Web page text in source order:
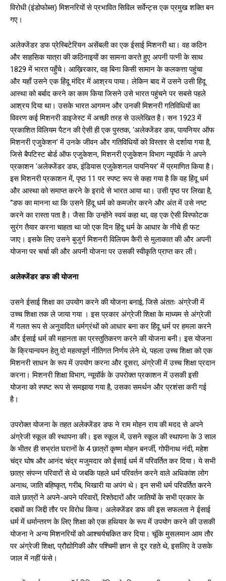
विरोधी (इंडोफोब्स) मिशनरियों से प्रभावित सिविल सर्वेन्ट्स एक प्रमुख शक्ति बन
गए।
अलेक्जेंडर डफ प्रेस्बिटेरियन असेंबली का एक ईसाई मिशनरी था। वह कठिन
और साहसिक यात्रा की कठिनाइयों का सामना करते हुए अपनी पत्नी के साथ
1829 में भारत पहुँचे। आख़िरकार, वह बिना किसी सामान के कलकत्ता पहुंचा
और यहाँ उसने एक हिंदू मंदिर में आश्रय पाया। लेकिन बाद में उसने उसी हिंदू
आस्था को बर्बाद करने का काम किया जिसने उसे भारत पहुंचने पर सबसे पहले
आश्रय दिया था। उसके भारत आगमन और उनकी मिशनरी गतिविधियों का
विवरण कई मिशनरी डाइजेस्ट में अच्छी तरह से उल्लेखित है। सन 1923 में
प्रकाशित विलियम पैटन की ऐसी ही एक पुस्तक, ‘अलेक्जेंडर डफ, पायनियर ऑफ
मिशनरी एजुकेशन’ में उनके जीवन और गतिविधियों को विस्तार से दर्शाया गया है,
जिसे बैपटिस्ट बोर्ड ऑफ एजुकेशन, मिशनरी एजुकेशन विभाग न्यूयॉर्क ने अपने
प्रकाशन ‘अलेक्जेंडर डफ, इंडियास एजुकेशनल पायनियर’ में प्रमाणित किया है।
इस मिशनरी प्रकाशन में, पृष्ठ 11 पर स्पष्ट रूप से कहा गया है कि वह हिंदू धर्म
और आस्था को समाप्त करने के इरादे से भारत आया था। उसी पृष्ठ पर लिखा है,
“डफ का मानना ​​था कि उसने हिंदू धर्म को कमजोर करने और अंत में उसे नष्ट
करने का रास्ता पता है। जैसा कि उन्होंने स्वयं कहा था, वह एक ऐसी विस्फोटक
सुरंग तैयार करना चाहता था जो एक दिन हिंदू धर्म के आधार के नीचे ही फट
जाए। इसके लिए उसने बुजुर्ग मिशनरी विलियम कैरी से मुलाकात की और अपनी
योजना पर चर्चा की और अपनी योजना पर उसकी स्वीकृति प्राप्त कर ली।
अलेक्जेंडर डफ की योजना
उसने ईसाई शिक्षा का उपयोग करने की योजना बनाई, जिसे अंततः अंग्रेजी में
उच्च शिक्षा तक ले जाया गया । इस प्रकार अंग्रेजी शिक्षा के माध्यम से अंग्रेजी
में गलत रूप से अनुवादित धर्मग्रंथों को आधार बना कर हिंदू धर्म पर हमला करने
और ईसाई धर्म की महानता का प्रस्तुतिकरण करने की योजना बनी। इस योजना
के क्रियान्वयन हेतु दो महत्वपूर्ण नीतिगत निर्णय लेने थे, पहला उच्च शिक्षा को एक
मिशनरी साधन के रूप में उपयोग करना और दूसरा, अंग्रेजी में उच्च शिक्षा प्रदान
करना। मिशनरी शिक्षा विभाग, न्यूयॉर्क के उपरोक्त प्रकाशन में उसकी इसी
योजना को स्पष्ट रूप से समझाया गया है, उसका समर्थन और प्रशंसा करी गई
है।
उपरोक्त योजना के तहत अलेक्जेंडर डफ ने राम मोहन राय की मदद से अपने
अंग्रेजी स्कूल की स्थापना की। इस स्कूल में, उसने स्कूल की स्थापना के 3 साल
के भीतर ही सभ्रांत घरानों के 4 छात्रों कृष्ण मोहन बनर्जी, गोपीनाथ नंदी, महेश
चंद्र घोष और आनंद चंद्र मजुमदार को ईसाई धर्म में परिवर्तित कर दिया। ये सभी
छात्र संपन्न परिवारों से थे जबकि पहले धर्म परिवर्तन करने वाले अधिकांश लोग
अनाथ, जाति बहिष्कृत, गरीब, भिखारी या अपंग थे। इन सभी धर्म परिवर्तित करने
वाले छात्रों ने अपने-अपने परिवारों, रिश्तेदारों और जातियों के सभी प्रकार के
दबावों का जिद्दी तौर पर विरोध किया। अलेक्जेंडर डफ की इस सफलता ने ईसाई
धर्म में धर्मान्तरण के लिए शिक्षा को एक हथियार के रूप में उपयोग करने की उसकी
योजना ने अन्य मिशनरियों को आश्चर्यचकित कर दिया। चूंकि मुसलमान आम तौर
पर अंग्रेजी शिक्षा, प्रौद्योगिकी और पश्चिमी ज्ञान से दूर रहते थे, इसलिए वे उसके
जाल में नहीं फंसे।